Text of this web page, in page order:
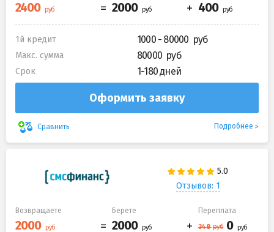
1й кредит 1000 - 80000
Макс. сумма 80000
Срок 1-180 дней
Оформить заявку
Сравнить Подробнее
Отзывов: 1
Возвращаете Берете Переплата